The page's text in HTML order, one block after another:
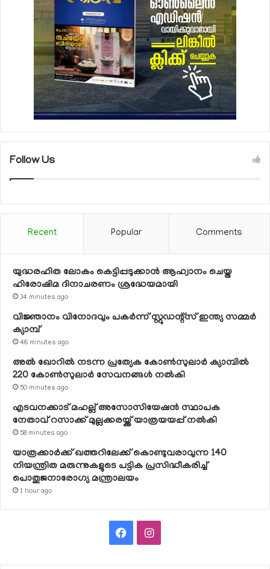
Follow Us
Recent Popular Comments
യുദ്ധരഹിത ലോകം കെട്ടിപ്പടുക്കാന്‍ ആഹ്വാനം ചെയ്ത
ഹിരോഷിമ ദിനാചരണം ശ്രദ്ധേയമായി
34 minutes ago
വിജ്ഞാനം വിനോദവും പകര്‍ന്ന് സ്റ്റുഡന്റ്‌സ് ഇന്ത്യ സമ്മര്‍
ക്യാമ്പ്
46 minutes ago
അല്‍ ഖോറില്‍ നടന്ന പ്രത്യേക കോണ്‍സുലാര്‍ ക്യാമ്പില്‍
220 കോണ്‍സുലാര്‍ സേവനങ്ങള്‍ നല്‍കി
50 minutes ago
എടവനക്കാട് മഹല്ല് അസോസിയേഷന്‍ സ്ഥാപക
നേതാവ് റസാക്ക് മുല്ലക്കരയ്ക്ക് യാത്രയയപ്പ് നല്‍കി
58 minutes ago
യാത്രക്കാര്‍ക്ക് ഖത്തറിലേക്ക് കൊണ്ടുവരാവുന്ന 140
നിയന്ത്രിത മരുന്നുകളുടെ പട്ടിക പ്രസിദ്ധീകരിച്ച്
പൊതുജനാരോഗ്യ മന്ത്രാലയം
1 hour ago
FacebookInstagram